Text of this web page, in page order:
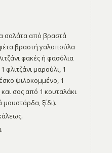
σαλάτα από βραστά
βραστή γαλοπούλα
φακές ή φασόλια
φλιτζάνι μαρούλι, 1
ψιλοκομμένο, 1
σος από 1 κουταλάκι
μουστάρδα, ξίδι).